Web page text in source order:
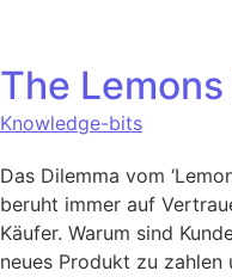
The
Knowledge-bits
Das Dilemma vom
beruht immer auf
Käufer. Warum sind
neues Produkt zu